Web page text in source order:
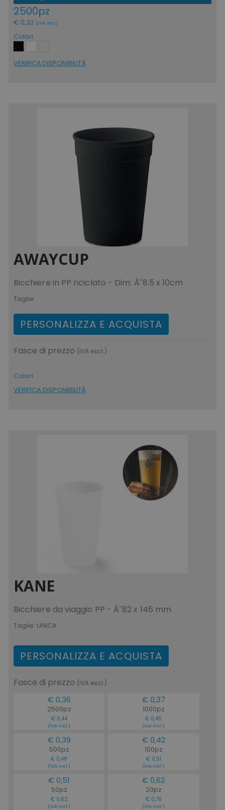
2500pz
€ 0,32 (IVA incl.)
Colori
VERIFICA DISPONIBILITÁ
AWAYCUP
Bicchiere in PP riciclato - Dim: Ã˜8.5 x 10cm
Taglie:
PERSONALIZZA E ACQUISTA
Fasce di prezzo (IVA escl.)
Colori
VERIFICA DISPONIBILITÁ
KANE
Bicchiere da viaggio PP - Ã˜82 x 146 mm
Taglie: UNICA
PERSONALIZZA E ACQUISTA
Fasce di prezzo (IVA escl.)
€ 0,36
2500pz
€ 0,44
(IVA incl.)
€ 0,37
1000pz
€ 0,45
(IVA incl.)
€ 0,39
500pz
€ 0,48
(IVA incl.)
€ 0,42
100pz
€ 0,51
(IVA incl.)
€ 0,51
50pz
€ 0,62
(IVA incl.)
€ 0,62
20pz
€ 0,76
(IVA incl.)